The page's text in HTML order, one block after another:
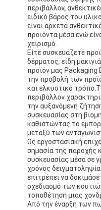
Ετικέτα
Του προσώπου
Εκτύπωση φυλλαδίων
Προσαρμοσμένο
περιβάλλον,
ειδικό βάρος του
είναι αρκετά
προϊόντα μέσα ενώ
χειρισμό.
Είτε συσκευάζετε
δέρματος, είδη
προϊόν μας Packaging
την προβολή των
και ελκυστικό
περιβάλλον
την αυξανόμενη
συσκευασίας στη
καθιστώντας το
μεταξύ των
Ως εργοστασιακή
σημασία της παροχής
συσκευασίας μέσα σε
χρόνος
επιτρέπει να
σχεδιασμό των
τοποθέτηση μιας
Από την έναρξη των